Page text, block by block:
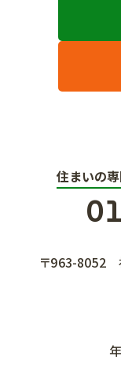
住まいの
〒963-8052